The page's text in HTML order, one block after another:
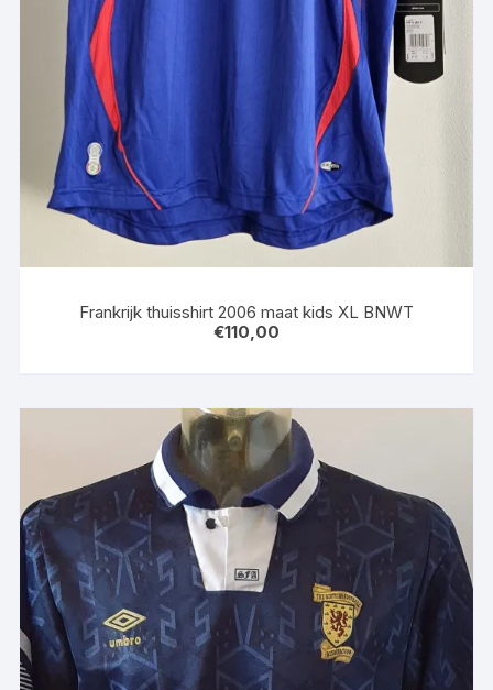
Frankrijk thuisshirt 2006 maat kids XL BNWT
€110,00